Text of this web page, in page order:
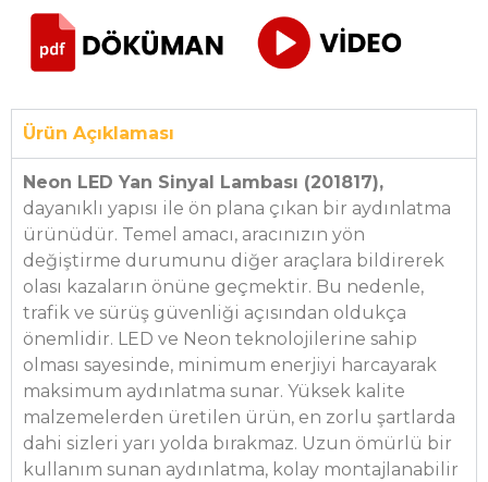
Ürün Açıklaması
Neon LED Yan Sinyal Lambası (201817),
dayanıklı yapısı ile ön plana çıkan bir aydınlatma
ürünüdür. Temel amacı, aracınızın yön
değiştirme durumunu diğer araçlara bildirerek
olası kazaların önüne geçmektir. Bu nedenle,
trafik ve sürüş güvenliği açısından oldukça
önemlidir. LED ve Neon teknolojilerine sahip
olması sayesinde, minimum enerjiyi harcayarak
maksimum aydınlatma sunar. Yüksek kalite
malzemelerden üretilen ürün, en zorlu şartlarda
dahi sizleri yarı yolda bırakmaz. Uzun ömürlü bir
kullanım sunan aydınlatma, kolay montajlanabilir